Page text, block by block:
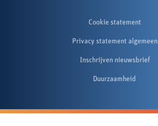
Cookie statement
Privacy statement algemeen
Inschrijven nieuwsbrief
Duurzaamheid